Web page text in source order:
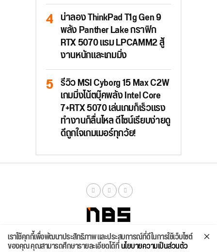
น่าลอง ThinkPad T1g Gen 9
พลัง Panther Lake กราฟิก
RTX 5070 แรม LPCAMM2 สู้
งานหนักและเกมมิ่ง
รีวิว MSI Cyborg 15 Max C2W
เกมมิ่งโน้ตบุ๊คพลัง Intel Core
7+RTX 5070 เล่นเกมก็เร็วแรง
ทำงานก็ลื่นไหล ดีไซน์เรียบง่ายดู
ดีถูกใจเกมเมอร์ทุกวัย!
จัดสเปค ค้นหา บทความ รีวิวล่าสุด บทความยอดนิยม ติดต่อเรา
เราใช้คุกกี้เพื่อพัฒนาประสิทธิภาพ และประสบการณ์ที่ดีในการใช้เว็บไซต์
ของคุณ คุณสามารถศึกษารายละเอียดได้ที่นโยบายความเป็นส่วนตัว